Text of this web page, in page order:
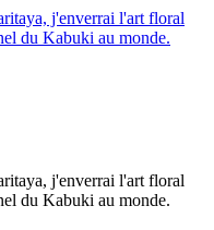
j'enverrai l'art floral
du Kabuki au monde.
j'enverrai l'art floral
du Kabuki au monde.